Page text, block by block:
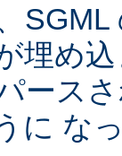
埋め
ース
に な